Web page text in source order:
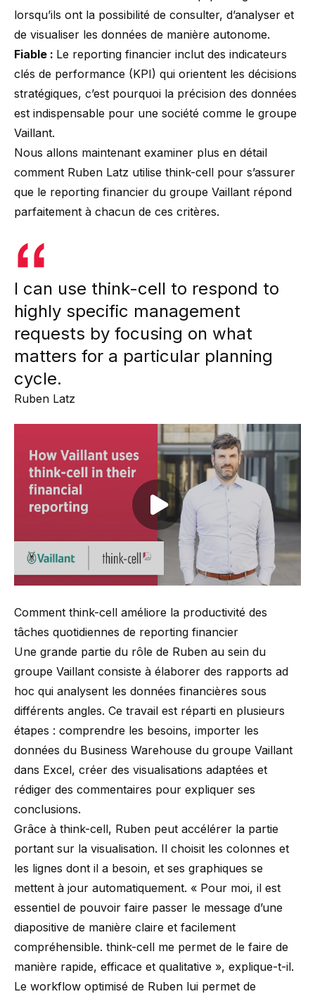
lorsqu’ils ont la possibilité de consulter, d’analyser et
de visualiser les données de manière autonome.
Fiable : Le reporting financier inclut des indicateurs
clés de performance (KPI) qui orientent les décisions
stratégiques, c’est pourquoi la précision des données
est indispensable pour une société comme le groupe
Vaillant.
Nous allons maintenant examiner plus en détail
comment Ruben Latz utilise think-cell pour s’assurer
que le reporting financier du groupe Vaillant répond
parfaitement à chacun de ces critères.
I can use think-cell to respond to
highly specific management
requests by focusing on what
matters for a particular planning
cycle.
Ruben Latz
Play video
Comment think-cell améliore la productivité des
tâches quotidiennes de reporting financier
Une grande partie du rôle de Ruben au sein du
groupe Vaillant consiste à élaborer des rapports ad
hoc qui analysent les données financières sous
différents angles. Ce travail est réparti en plusieurs
étapes : comprendre les besoins, importer les
données du Business Warehouse du groupe Vaillant
dans Excel, créer des visualisations adaptées et
rédiger des commentaires pour expliquer ses
conclusions.
Grâce à think-cell, Ruben peut accélérer la partie
portant sur la visualisation. Il choisit les colonnes et
les lignes dont il a besoin, et ses graphiques se
mettent à jour automatiquement. « Pour moi, il est
essentiel de pouvoir faire passer le message d’une
diapositive de manière claire et facilement
compréhensible. think-cell me permet de le faire de
manière rapide, efficace et qualitative », explique-t-il.
Le workflow optimisé de Ruben lui permet de